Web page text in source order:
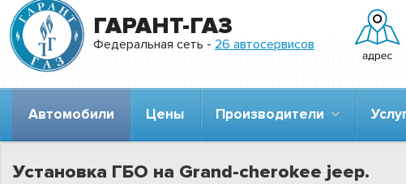
ГАРАНТ-ГАЗ
Федеральная сеть - 26 автосервисов
Автомобили Цены Производители
Установка ГБО на Grand-cherokee jeep.